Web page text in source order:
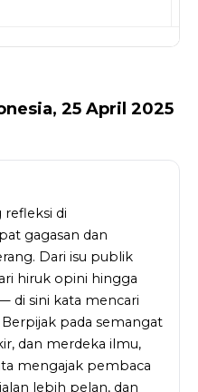
25 April 2025
refleksi di
gagasan dan
Dari isu publik
hiruk opini hingga
di sini kata mencari
pada semangat
dan merdeka ilmu,
mengajak pembaca
lebih pelan, dan